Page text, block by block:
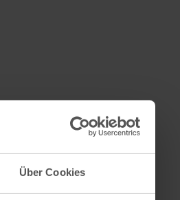
Über Cookies
mit